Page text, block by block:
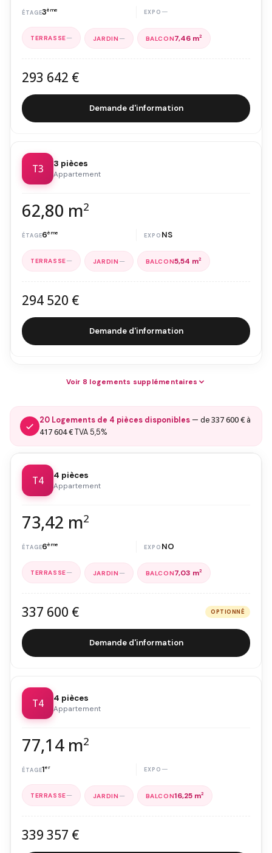
3ème —
— — 7,46 m2
293 642 €
Demande d'information
T3 3 pièces
Appartement
62,80 m2
6ème NS
— — 5,54 m2
294 520 €
Demande d'information
Voir 8 logements supplémentaires
20 Logements de 4 pièces disponibles — de337 600 € à
417 604 €TVA 5,5%
T4 4 pièces
Appartement
73,42 m2
6ème NO
— — 7,03 m2
337 600 € OPTIONNÉ
Demande d'information
T4 4 pièces
Appartement
77,14 m2
1er —
— — 16,25 m2
339 357 €